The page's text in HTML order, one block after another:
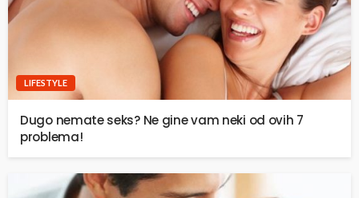
LIFESTYLE
Dugo nemate seks? Ne gine vam neki od ovih 7
problema!